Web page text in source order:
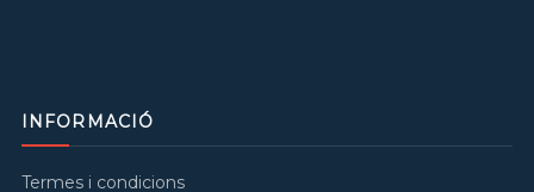
INFORMACIÓ
Termes i condicions